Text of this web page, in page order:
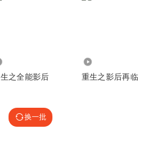
之全能影后 重生之影后再临
换一批